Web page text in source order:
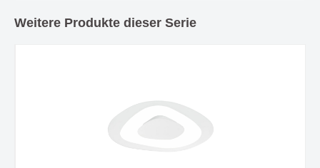
Weitere Produkte dieser Serie